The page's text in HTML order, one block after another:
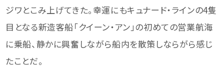
ジワとこみ上げてきた。幸運にもキュナード・ラインの4隻
目となる新造客船「クイーン・アン」の初めての営業航海
に乗船、静かに興奮しながら船内を散策しならがら感じ
たことだ。